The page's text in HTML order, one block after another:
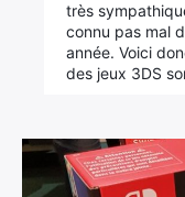
très
connu pas mal
année. Voici
des jeux 3DS